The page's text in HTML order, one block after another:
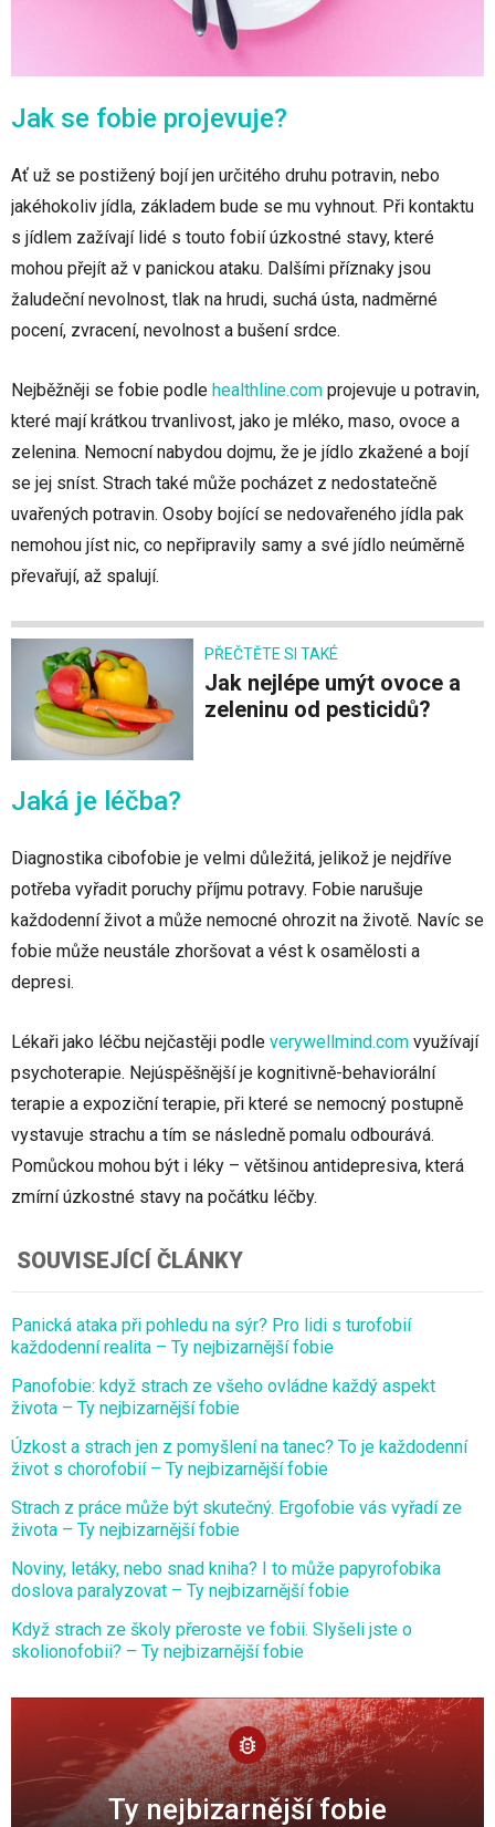
Jak se fobie projevuje?
Ať už se postižený bojí jen určitého druhu potravin, nebo
jakéhokoliv jídla, základem bude se mu vyhnout. Při kontaktu
s jídlem zažívají lidé s touto fobií úzkostné stavy, které
mohou přejít až v panickou ataku. Dalšími příznaky jsou
žaludeční nevolnost, tlak na hrudi, suchá ústa, nadměrné
pocení, zvracení, nevolnost a bušení srdce.
Nejběžněji se fobie podle healthline.com projevuje u potravin,
které mají krátkou trvanlivost, jako je mléko, maso, ovoce a
zelenina. Nemocní nabydou dojmu, že je jídlo zkažené a bojí
se jej sníst. Strach také může pocházet z nedostatečně
uvařených potravin. Osoby bojící se nedovařeného jídla pak
nemohou jíst nic, co nepřipravily samy a své jídlo neúměrně
převařují, až spalují.
PŘEČTĚTE SI TAKÉ
Jak nejlépe umýt ovoce a
zeleninu od pesticidů?
Jaká je léčba?
Diagnostika cibofobie je velmi důležitá, jelikož je nejdříve
potřeba vyřadit poruchy příjmu potravy. Fobie narušuje
každodenní život a může nemocné ohrozit na životě. Navíc se
fobie může neustále zhoršovat a vést k osamělosti a
depresi.
Lékaři jako léčbu nejčastěji podle verywellmind.com využívají
psychoterapie. Nejúspěšnější je kognitivně-behaviorální
terapie a expoziční terapie, při které se nemocný postupně
vystavuje strachu a tím se následně pomalu odbourává.
Pomůckou mohou být i léky – většinou antidepresiva, která
zmírní úzkostné stavy na počátku léčby.
Ty nejbizarnější fobie
SOUVISEJÍCÍ ČLÁNKY
Panická ataka při pohledu na sýr? Pro lidi s turofobií
každodenní realita – Ty nejbizarnější fobie
Panofobie: když strach ze všeho ovládne každý aspekt
života – Ty nejbizarnější fobie
Úzkost a strach jen z pomyšlení na tanec? To je každodenní
život s chorofobií – Ty nejbizarnější fobie
Strach z práce může být skutečný. Ergofobie vás vyřadí ze
života – Ty nejbizarnější fobie
Noviny, letáky, nebo snad kniha? I to může papyrofobika
doslova paralyzovat – Ty nejbizarnější fobie
Když strach ze školy přeroste ve fobii. Slyšeli jste o
skolionofobii? – Ty nejbizarnější fobie